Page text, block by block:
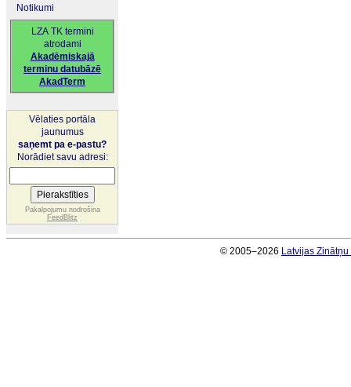
Notikumi
LZA TK termini
atrodami
Akadēmiskajā
terminu datubāzē
AkadTerm
Vēlaties portāla
jaunumus
saņemt pa e-pastu?
Norādiet savu adresi:
Pakalpojumu nodrošina
FeedBlitz
© 2005–2026 Latvijas